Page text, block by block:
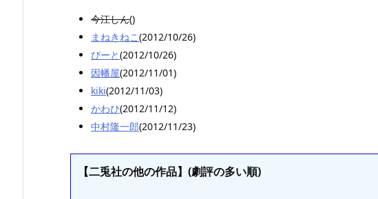
今江しん()
まねきねこ(2012/10/26)
ぴーと(2012/10/26)
因幡屋(2012/11/01)
kiki(2012/11/03)
かわひ(2012/11/12)
中村隆一郎(2012/11/23)
【二兎社の他の作品】(劇評の多い順)